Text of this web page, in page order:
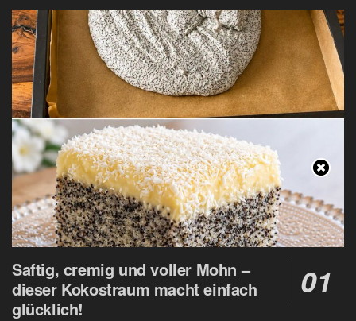
Saftig, cremig und voller Mohn –
dieser Kokostraum macht einfach
glücklich!